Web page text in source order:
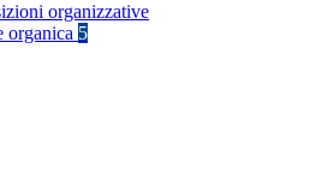
organizzative
organica 5